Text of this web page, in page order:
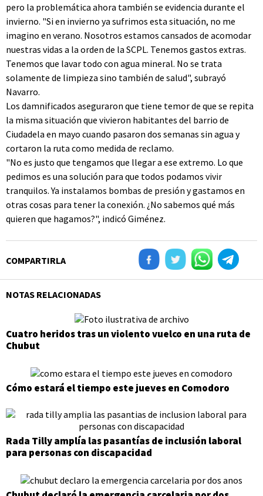
pero la problemática ahora también se evidencia durante el
invierno. "Si en invierno ya sufrimos esta situación, no me
imagino en verano. Nosotros estamos cansados de acomodar
nuestras vidas a la orden de la SCPL. Tenemos gastos extras.
Tenemos que lavar todo con agua mineral. No se trata
solamente de limpieza sino también de salud", subrayó
Navarro.
Los damnificados aseguraron que tiene temor de que se repita
la misma situación que vivieron habitantes del barrio de
Ciudadela en mayo cuando pasaron dos semanas sin agua y
cortaron la ruta como medida de reclamo.
"No es justo que tengamos que llegar a ese extremo. Lo que
pedimos es una solución para que todos podamos vivir
tranquilos. Ya instalamos bombas de presión y gastamos en
otras cosas para tener la conexión. ¿No sabemos qué más
quieren que hagamos?", indicó Giménez.
COMPARTIRLA
NOTAS RELACIONADAS
Cuatro heridos tras un violento vuelco en una ruta de
Chubut
Cómo estará el tiempo este jueves en Comodoro
Rada Tilly amplía las pasantías de inclusión laboral
para personas con discapacidad